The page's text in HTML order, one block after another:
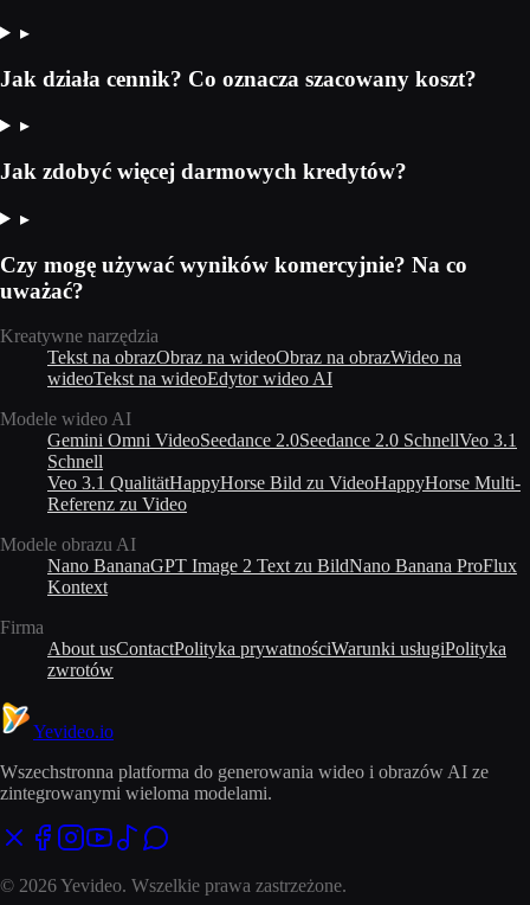
▸
Jak działa cennik? Co oznacza szacowany koszt?
▸
Jak zdobyć więcej darmowych kredytów?
▸
Czy mogę używać wyników komercyjnie? Na co
uważać?
Kreatywne narzędzia
Tekst na obrazObraz na wideoObraz na obrazWideo na
wideoTekst na wideoEdytor wideo AI
Modele wideo AI
Gemini Omni VideoSeedance 2.0Seedance 2.0 SchnellVeo 3.1
Schnell
Veo 3.1 QualitätHappyHorse Bild zu VideoHappyHorse Multi-
Referenz zu Video
Modele obrazu AI
Nano BananaGPT Image 2 Text zu BildNano Banana ProFlux
Kontext
Firma
About usContactPolityka prywatnościWarunki usługiPolityka
zwrotów
Yevideo.io
Wszechstronna platforma do generowania wideo i obrazów AI ze
zintegrowanymi wieloma modelami.
© 2026 Yevideo. Wszelkie prawa zastrzeżone.